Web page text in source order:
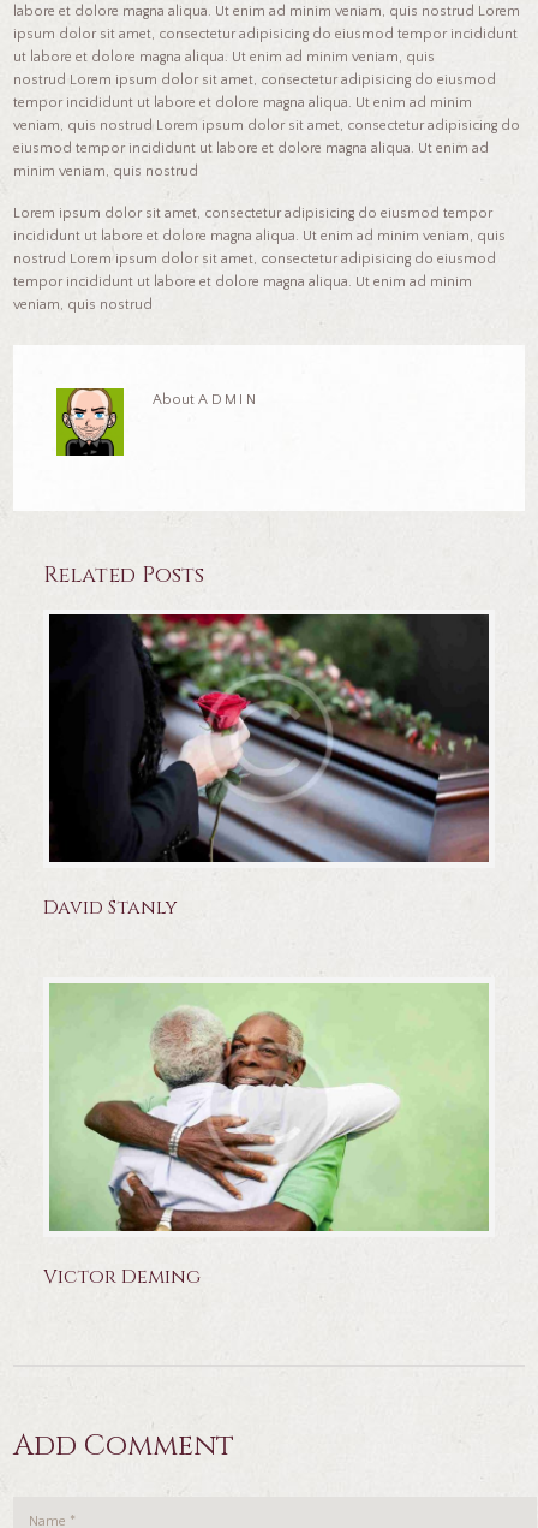
labore et dolore magna aliqua. Ut enim ad minim veniam, quis nostrud Lorem
ipsum dolor sit amet, consectetur adipisicing do eiusmod tempor incididunt
ut labore et dolore magna aliqua. Ut enim ad minim veniam, quis
nostrud Lorem ipsum dolor sit amet, consectetur adipisicing do eiusmod
tempor incididunt ut labore et dolore magna aliqua. Ut enim ad minim
veniam, quis nostrud Lorem ipsum dolor sit amet, consectetur adipisicing do
eiusmod tempor incididunt ut labore et dolore magna aliqua. Ut enim ad
minim veniam, quis nostrud
Lorem ipsum dolor sit amet, consectetur adipisicing do eiusmod tempor
incididunt ut labore et dolore magna aliqua. Ut enim ad minim veniam, quis
nostrud Lorem ipsum dolor sit amet, consectetur adipisicing do eiusmod
tempor incididunt ut labore et dolore magna aliqua. Ut enim ad minim
veniam, quis nostrud
AboutADMIN
Related Posts
David Stanly
Victor Deming
Add Comment